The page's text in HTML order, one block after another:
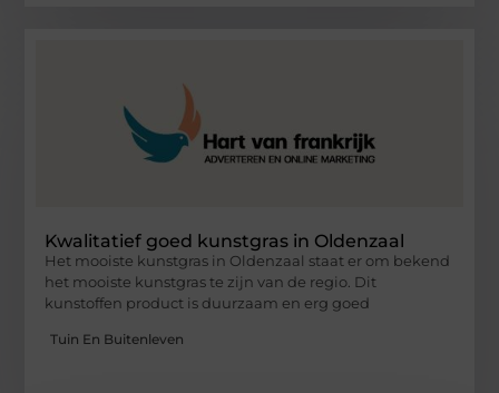
Kwalitatief goed kunstgras in Oldenzaal
Het mooiste kunstgras in Oldenzaal staat er om bekend
het mooiste kunstgras te zijn van de regio. Dit
kunstoffen product is duurzaam en erg goed
Tuin En Buitenleven